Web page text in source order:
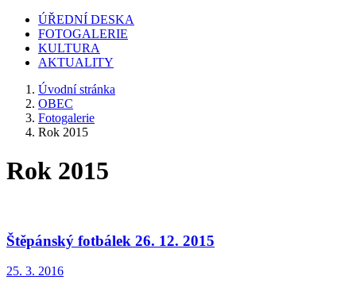
ÚŘEDNÍ DESKA
FOTOGALERIE
KULTURA
AKTUALITY
Úvodní stránka
OBEC
Fotogalerie
Rok 2015
Rok 2015
Štěpánský fotbálek 26. 12. 2015
25. 3. 2016